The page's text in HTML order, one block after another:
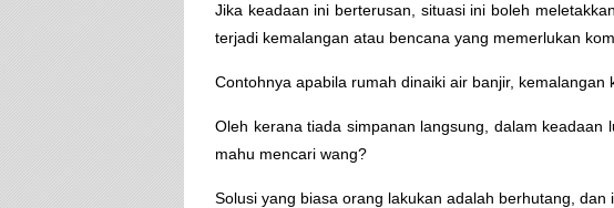
Jika keadaan ini berterusan, situasi ini boleh
terjadi kemalangan atau bencana yang memerlukan
Contohnya apabila rumah dinaiki air banjir, kemalangan
Oleh kerana tiada simpanan langsung, dalam keadaan
mahu mencari wang?
Solusi yang biasa orang lakukan adalah berhutang, dan